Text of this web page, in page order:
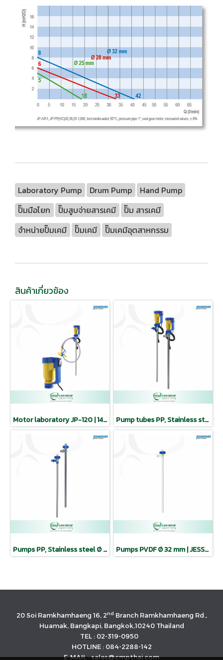
Laboratory Pump Drum Pump
Hand Pump
ปั๊มมือโยก
ปั๊มสูบจ่ายสารเคมี
ปั๊ม สารเคมี
จำหน่ายปั๊มเคมี
ปั๊มเคมี ปั๊มเคมีอุตสาหกรรม
สินค้าเกี่ยวข้อง
Motor laboratory JP-120 | 140 | JESSBERGER Pump tubes PP, Stainless steel | Motor JP-120 | 140 | JESSBERGER
Pumps PP, Stainless steel Ø 25, 28, 32 mm | JESSBERGER Pumps PVDF Ø 32 mm | JESSBERGER
20 Soi Ramkhamhaeng 16, 2nd Branch Ramkhamhaeng Rd.,
Huamak, Bangkapi, Bangkok,10240 Thailand
TEL : 02-319-0950
HOTLINE : 084-2288-142
E-MAIL : sales@cmpthai.com